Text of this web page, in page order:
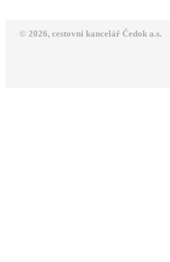
© 2026, cestovní kancelář Čedok a.s.